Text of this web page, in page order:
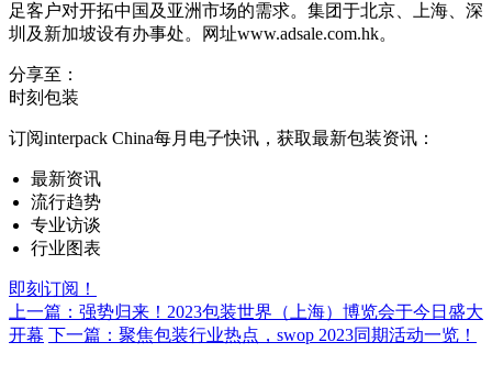
足客户对开拓中国及亚洲市场的需求。集团于北京、上海、深
圳及新加坡设有办事处。网址www.adsale.com.hk。
分享至：
时刻包装
订阅interpack China每月电子快讯，获取最新包装资讯：
最新资讯
流行趋势
专业访谈
行业图表
即刻订阅！
上一篇：强势归来！2023包装世界（上海）博览会于今日盛大
开幕 下一篇：聚焦包装行业热点，swop 2023同期活动一览！